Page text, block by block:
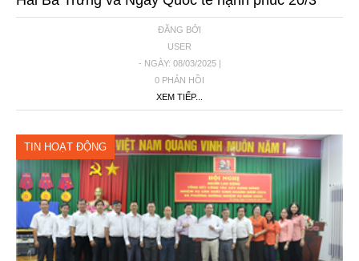
ĐĂNG BỞI
USER
- NGÀY: 08/03/2025 |
0 PHẢN HỒI
XEM TIẾP...
TIN HOẠT ĐỘNG